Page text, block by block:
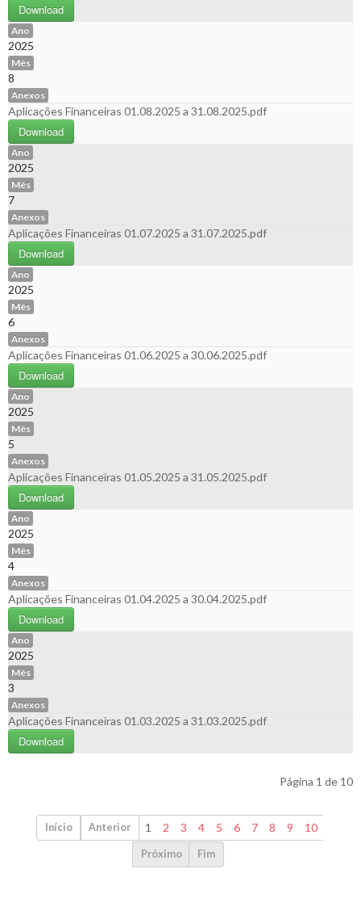
Download
Ano
2025
Mês
8
Anexos
Aplicações Financeiras 01.08.2025 a 31.08.2025.pdf
Download
Ano
2025
Mês
7
Anexos
Aplicações Financeiras 01.07.2025 a 31.07.2025.pdf
Download
Ano
2025
Mês
6
Anexos
Aplicações Financeiras 01.06.2025 a 30.06.2025.pdf
Download
Ano
2025
Mês
5
Anexos
Aplicações Financeiras 01.05.2025 a 31.05.2025.pdf
Download
Ano
2025
Mês
4
Anexos
Aplicações Financeiras 01.04.2025 a 30.04.2025.pdf
Download
Ano
2025
Mês
3
Anexos
Aplicações Financeiras 01.03.2025 a 31.03.2025.pdf
Download
Página 1 de 10
Início Anterior 1 2 3 4 5 6 7 8 9 10
Próximo Fim